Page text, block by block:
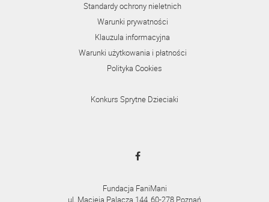
Standardy ochrony nieletnich
Warunki prywatności
Klauzula informacyjna
Warunki użytkowania i płatności
Polityka Cookies
Konkurs Sprytne Dzieciaki
Fundacja FaniMani
ul. Macieja Palacza 144, 60-278 Poznań